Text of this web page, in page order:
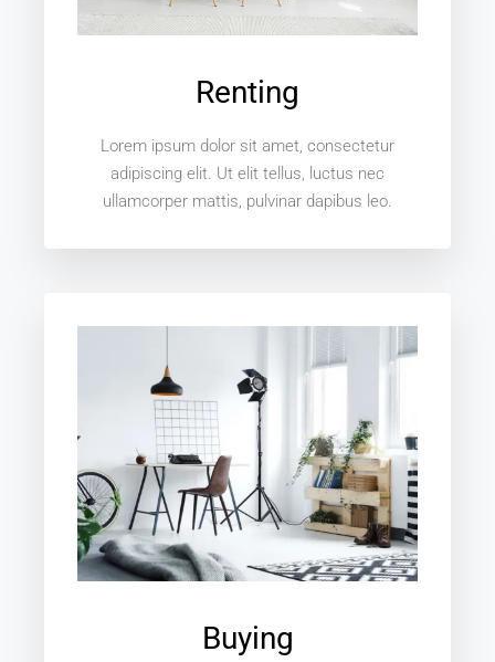
Renting
Lorem ipsum dolor sit amet, consectetur
adipiscing elit. Ut elit tellus, luctus nec
ullamcorper mattis, pulvinar dapibus leo.
Buying